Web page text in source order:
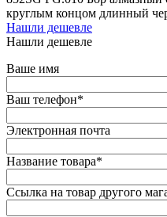
круглым концом длинный
Нашли дешевле
Нашли дешевле
Ваше имя
Ваш телефон*
Электронная почта
Название товара*
Ссылка на товар другого